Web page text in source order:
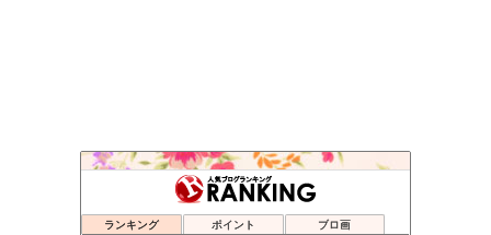
ランキング ポイント ブロ画
自動車・ブログ
新潟塗装職人 カーリペア専門店 轟ＢＯＤY 日々の出来事
119位 パパネコのスポーツカーは楽し！